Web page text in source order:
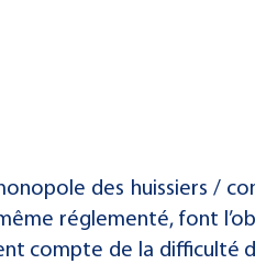
des huissiers /
réglementé, font
compte de la difficulté